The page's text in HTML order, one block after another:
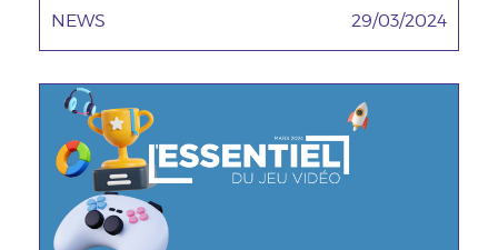
TAGS MINEURES
NEWS Date
29/03/2024